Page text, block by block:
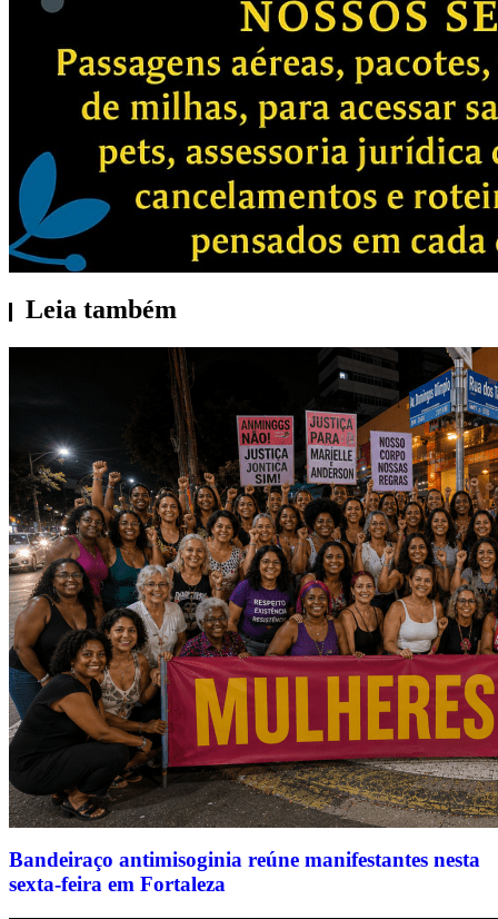
Leia também
Bandeiraço antimisoginia reúne manifestantes nesta
sexta-feira em Fortaleza